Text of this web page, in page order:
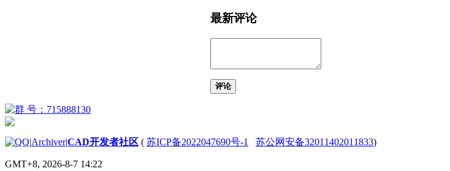
创建和打开
最新评论
评论
|Archiver|CAD开发者社区 ( 苏ICP备2022047690号-1 苏公网安备32011402011833)
GMT+8, 2026-8-7 14:22